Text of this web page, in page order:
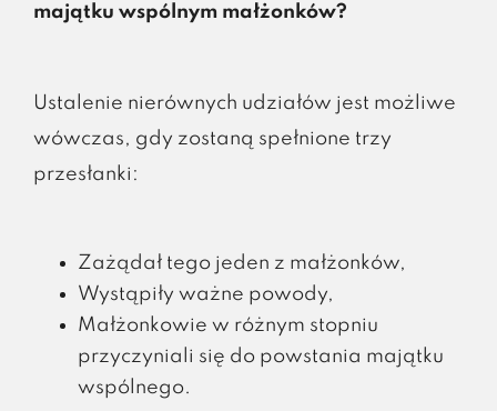
majątku wspólnym małżonków?
Ustalenie nierównych udziałów jest możliwe
wówczas, gdy zostaną spełnione trzy
przesłanki:
Zażądał tego jeden z małżonków,
Wystąpiły ważne powody,
Małżonkowie w różnym stopniu
przyczyniali się do powstania majątku
wspólnego.